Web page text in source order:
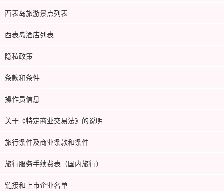
西表岛旅游景点列表
西表岛酒店列表
隐私政策
条款和条件
操作员信息
关于《特定商业交易法》的说明
旅行条件及商业条款和条件
旅行服务手续费表（国内旅行）
链接和上市企业名单